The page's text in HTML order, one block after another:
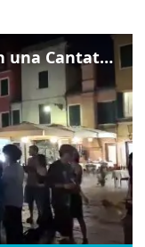
Venezia omaggia Guccini con una Cantata Anarchica in campo Santa Margherita